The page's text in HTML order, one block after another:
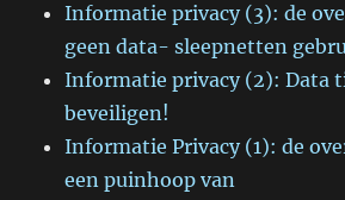
Informatie privacy (3): de
geen data- sleepnetten
Informatie privacy (2): Data
beveiligen!
Informatie Privacy (1): de
een puinhoop van